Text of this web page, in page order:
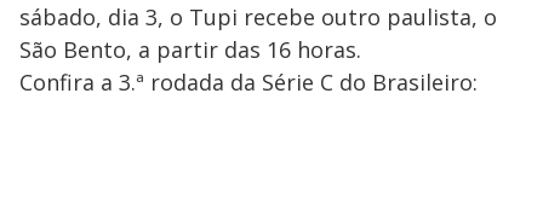
sábado, dia 3, o Tupi recebe outro paulista, o
São Bento, a partir das 16 horas.
Confira a 3.ª rodada da Série C do Brasileiro: